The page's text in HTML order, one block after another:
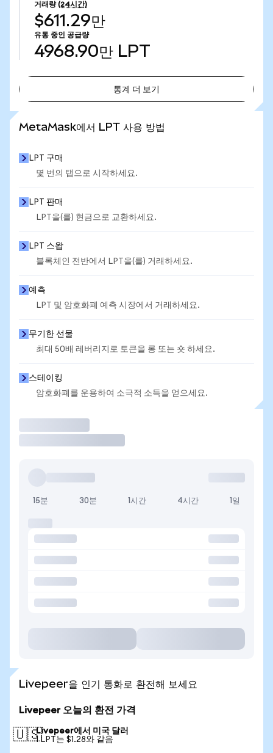
거래량 (24시간)
$611.29만
유통 중인 공급량
4968.90만 LPT
통계 더 보기
MetaMask에서 LPT 사용 방법
LPT 구매
몇 번의 탭으로 시작하세요.
LPT 판매
LPT을(를) 현금으로 교환하세요.
LPT 스왑
블록체인 전반에서 LPT을(를) 거래하세요.
예측
LPT 및 암호화폐 예측 시장에서 거래하세요.
무기한 선물
최대 50배 레버리지로 토큰을 롱 또는 숏 하세요.
스테이킹
암호화폐를 운용하여 소극적 소득을 얻으세요.
15분 30분 1시간 4시간 1일
Livepeer을 인기 통화로 환전해 보세요
Livepeer 오늘의 환전 가격
🇺🇸Livepeer에서 미국 달러
1 LPT는 $1.28와 같음